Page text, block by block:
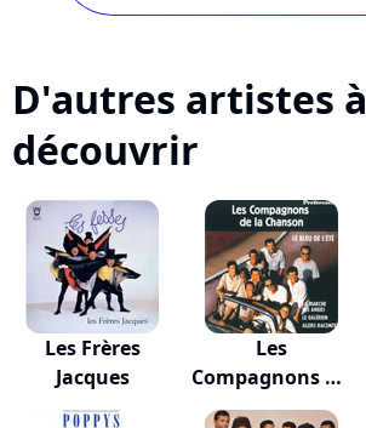
D'autres artistes à
découvrir
Les Frères
Jacques
Les
Compagnons De
La Chanson